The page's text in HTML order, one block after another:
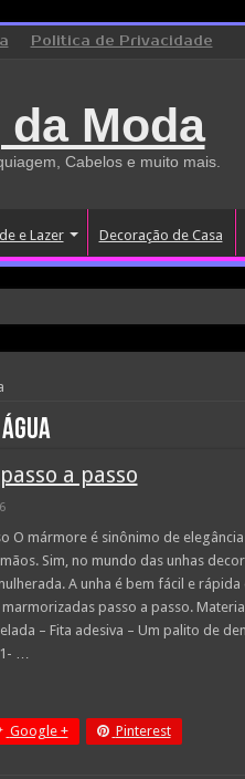
Politica de Privacidade
Moda
Cabelos e muito mais.
e Lazer Decoração de Casa
a passo
O mármore é sinônimo de
Sim, no mundo das unhas
A unha é bem fácil e
passo a passo.
– Fita adesiva – Um palito de
1- …
Google + Pinterest